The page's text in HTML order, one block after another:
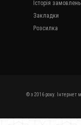
Історія замовлень
Закладки
Розсилка
© з 2016 року. Інтернет